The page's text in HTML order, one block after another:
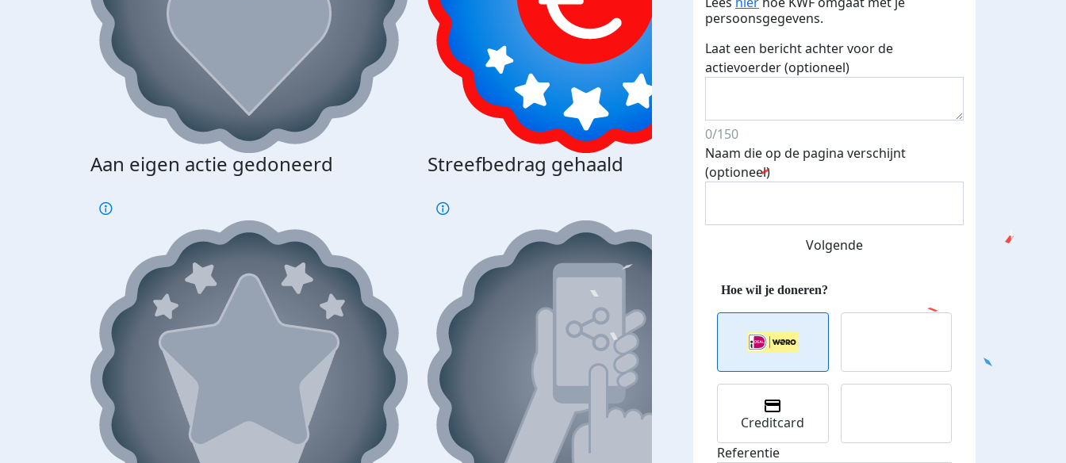
Aan eigen actie gedoneerd Streefbedrag gehaald Streefbedrag verhoogd
persoonsgegevens.
Laat een bericht achter voor de
actievoerder (optioneel)
0/150
Naam die op de pagina verschijnt
(optioneel)
Volgende
Creditcard
Referentie